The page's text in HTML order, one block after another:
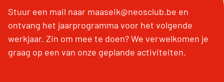
Stuur een mail naar maaseik@neosclub.be en
ontvang het jaarprogramma voor het volgende
werkjaar. Zin om mee te doen? We verwelkomen je
graag op een van onze geplande activiteiten.